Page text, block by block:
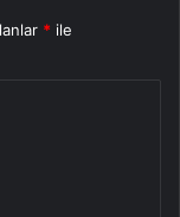
* ile